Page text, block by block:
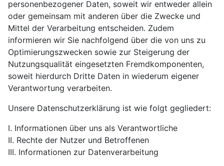
personenbezogener Daten, soweit wir entweder allein
oder gemeinsam mit anderen über die Zwecke und
Mittel der Verarbeitung entscheiden. Zudem
informieren wir Sie nachfolgend über die von uns zu
Optimierungszwecken sowie zur Steigerung der
Nutzungsqualität eingesetzten Fremdkomponenten,
soweit hierdurch Dritte Daten in wiederum eigener
Verantwortung verarbeiten.
Unsere Datenschutzerklärung ist wie folgt gegliedert:
I. Informationen über uns als Verantwortliche
II. Rechte der Nutzer und Betroffenen
III. Informationen zur Datenverarbeitung